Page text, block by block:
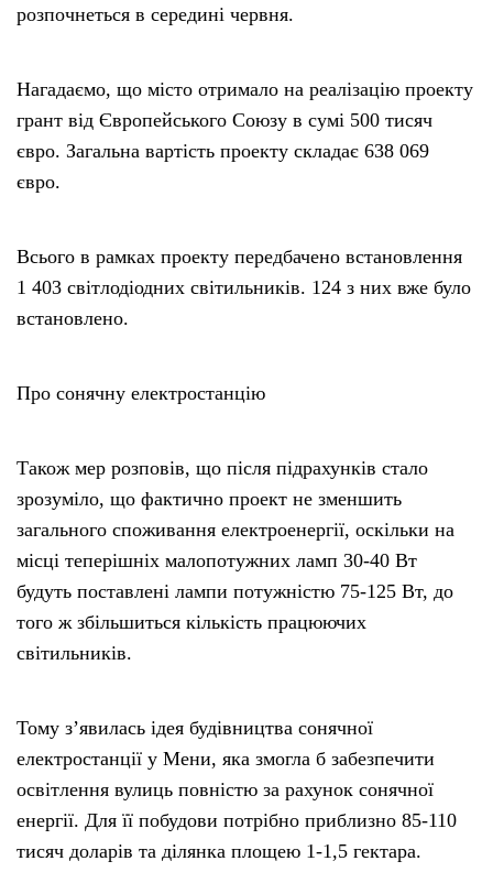
розпочнеться в середині червня.
Нагадаємо, що місто отримало на реалізацію проекту
грант від Європейського Союзу в сумі 500 тисяч
євро. Загальна вартість проекту складає 638 069
євро.
Всього в рамках проекту передбачено встановлення
1 403 світлодіодних світильників. 124 з них вже було
встановлено.
Про сонячну електростанцію
Також мер розповів, що після підрахунків стало
зрозуміло, що фактично проект не зменшить
загального споживання електроенергії, оскільки на
місці теперішніх малопотужних ламп 30-40 Вт
будуть поставлені лампи потужністю 75-125 Вт, до
того ж збільшиться кількість працюючих
світильників.
Тому з’явилась ідея будівництва сонячної
електростанції у Мени, яка змогла б забезпечити
освітлення вулиць повністю за рахунок сонячної
енергії. Для її побудови потрібно приблизно 85-110
тисяч доларів та ділянка площею 1-1,5 гектара.